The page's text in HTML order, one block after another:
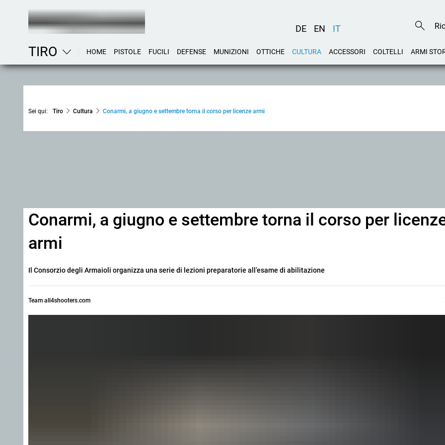
DE EN IT
TIRO HOME PISTOLE FUCILI DEFENSE MUNIZIONI OTTICHE CULTURA ACCESSORI COLTELLI ARMI
Sei qui: Tiro Cultura Conarmi, a giugno e settembre torna il corso per licenze armi
Conarmi, a giugno e settembre torna il corso per
armi
Il Consorzio degli Armaioli organizza una serie di lezioni preparatorie all’esame di abilitazione
Team all4shooters.com